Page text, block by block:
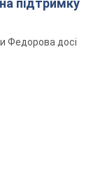
підтримку
Федорова досі